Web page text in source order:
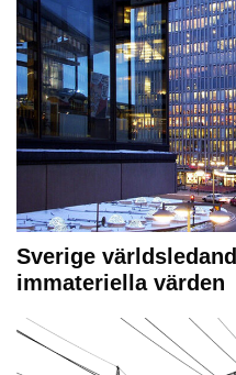
Sverige
immateriella värden